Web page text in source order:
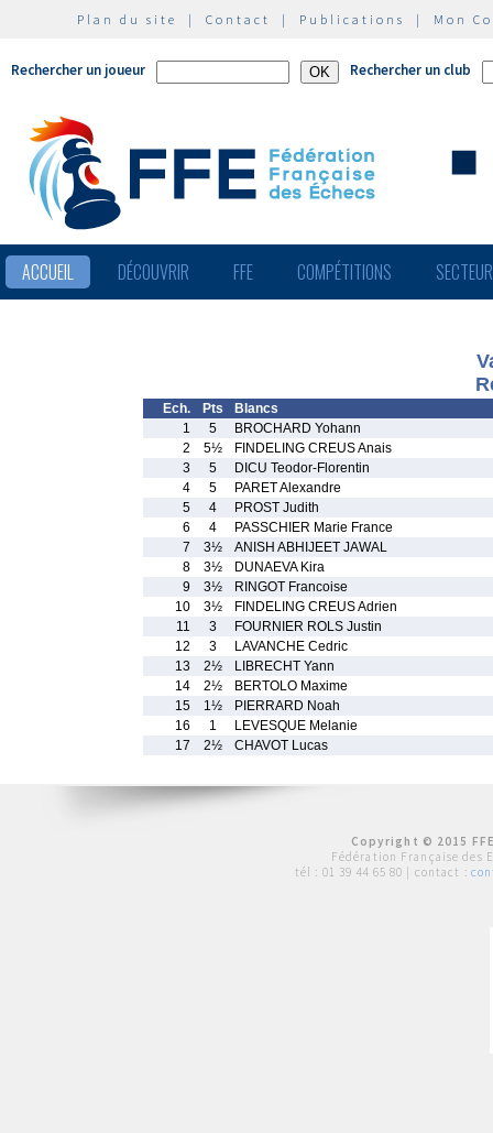
Plan du site | Contact | Publications | Mon
Rechercher un joueur Rechercher un club
ACCUEIL DÉCOUVRIR FFE COMPÉTITIONS
Ech. Pts
Blancs
1
5
BROCHARD Yohann
2
5½
FINDELING CREUS Anais
3
5
DICU Teodor-Florentin
4
5
PARET Alexandre
5
4
PROST Judith
6
4
PASSCHIER Marie France
7
3½
ANISH ABHIJEET JAWAL
8
3½
DUNAEVA Kira
9
3½
RINGOT Francoise
10
3½
FINDELING CREUS Adrien
11
3
FOURNIER ROLS Justin
12
3
LAVANCHE Cedric
13
2½
LIBRECHT Yann
14
2½
BERTOLO Maxime
15
1½
PIERRARD Noah
16
1
LEVESQUE Melanie
17
2½ CHAVOT Lucas
Copyright © 2015
Fédération Française des
tél : 01 39 44 65 80 | contact :